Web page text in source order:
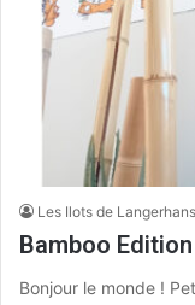
Les Ilots de Langerhans
Bamboo Edition
Bonjour le monde !